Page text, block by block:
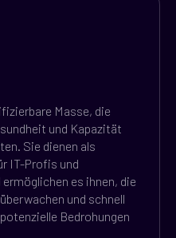
Masse, die
und Kapazität
Sie dienen als
IT-Profis und
es ihnen, die
und schnell
Bedrohungen